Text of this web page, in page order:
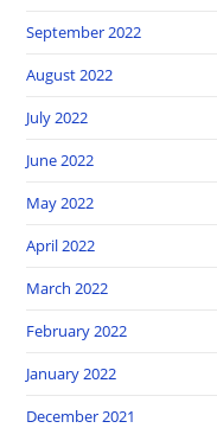
September 2022
August 2022
July 2022
June 2022
May 2022
April 2022
March 2022
February 2022
January 2022
December 2021